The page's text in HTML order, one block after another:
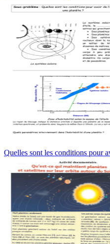
Quelles sont les conditions pour